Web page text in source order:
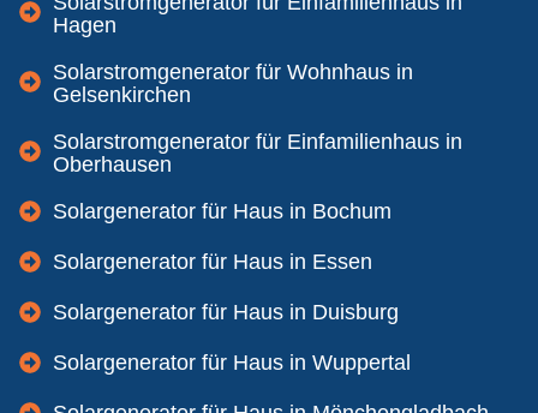
Hagen
Solarstromgenerator für Wohnhaus in
Gelsenkirchen
Solarstromgenerator für Einfamilienhaus in
Oberhausen
Solargenerator für Haus in Bochum
Solargenerator für Haus in Essen
Solargenerator für Haus in Duisburg
Solargenerator für Haus in Wuppertal